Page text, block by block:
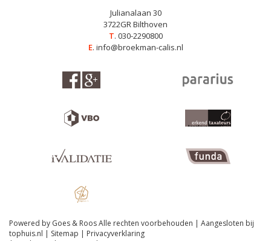
Julianalaan 30
3722GR Bilthoven
T. 030-2290800
E. info@broekman-calis.nl
Powered by Goes & RoosAlle rechten voorbehouden | Aangesloten bij
tophuis.nl | Sitemap | Privacyverklaring